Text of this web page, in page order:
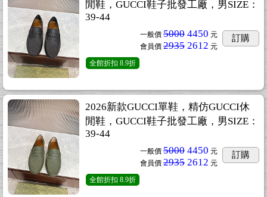
閒鞋，GUCCI鞋子批發工廠，男SIZE：
39-44
一般價 5000 4450 元
會員價 2935 2612 元
訂購
全館折扣 8.9折
2026新款GUCCI單鞋，精仿GUCCI休
閒鞋，GUCCI鞋子批發工廠，男SIZE：
39-44
一般價 5000 4450 元
會員價 2935 2612 元
訂購
全館折扣 8.9折